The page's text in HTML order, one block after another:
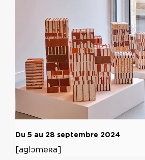
Du 5 au 28 septembre 2024
[aglɔmeʀa]